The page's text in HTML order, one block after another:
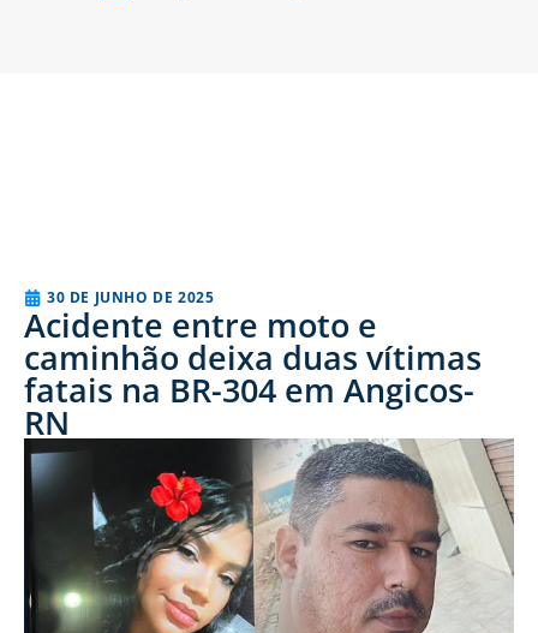
30 DE JUNHO DE 2025
Acidente entre moto e
caminhão deixa duas vítimas
fatais na BR-304 em Angicos-
RN